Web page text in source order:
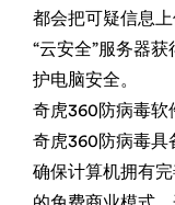
都会把可疑信息
“云安全”服务器
护电脑安全。
奇虎360防病毒软
奇虎360防病毒具
确保计算机拥有